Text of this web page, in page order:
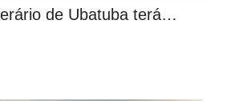
de Ubatuba terá…